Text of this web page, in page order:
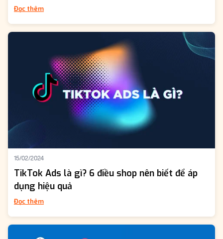
Đọc thêm
15/02/2024
TikTok Ads là gì? 6 điều shop nên biết để áp
dụng hiệu quả
Đọc thêm